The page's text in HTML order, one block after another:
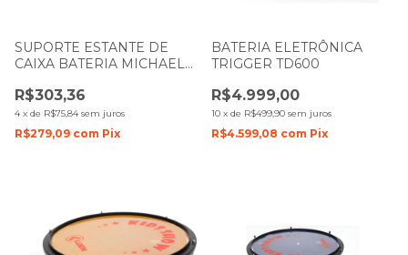
SUPORTE ESTANTE DE
CAIXA BATERIA MICHAEL
R$303,36
4 x de R$75,84 sem juros
R$279,09 com Pix
BATERIA ELETRÔNICA
TRIGGER TD600
R$4.999,00
10 x de R$499,90 sem juros
R$4.599,08 com Pix